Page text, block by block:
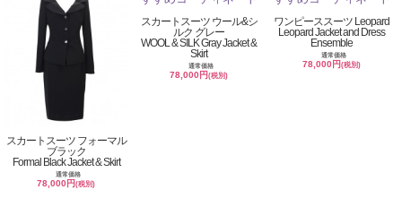
スカートスーツ フォーマル
ブラック
Formal Black Jacket & Skirt
通常価格
78,000円(税別)
スカートスーツ ウール&シ
ルク グレー
WOOL & SILK Gray Jacket &
Skirt
通常価格
78,000円(税別)
ワンピーススーツ Leopard
Leopard Jacket and Dress
Ensemble
通常価格
78,000円(税別)